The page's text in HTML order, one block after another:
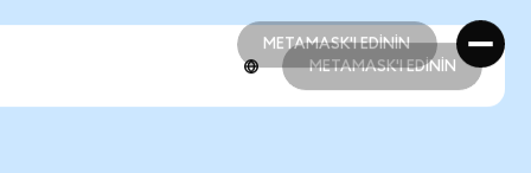
METAMASK'I EDİNİN
METAMASK'I EDİNİN
METAMASK'I EDİNİN